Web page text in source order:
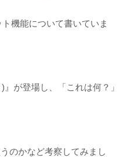
機能について書いていま
が登場し、「これは何？」
のかなど考察してみまし